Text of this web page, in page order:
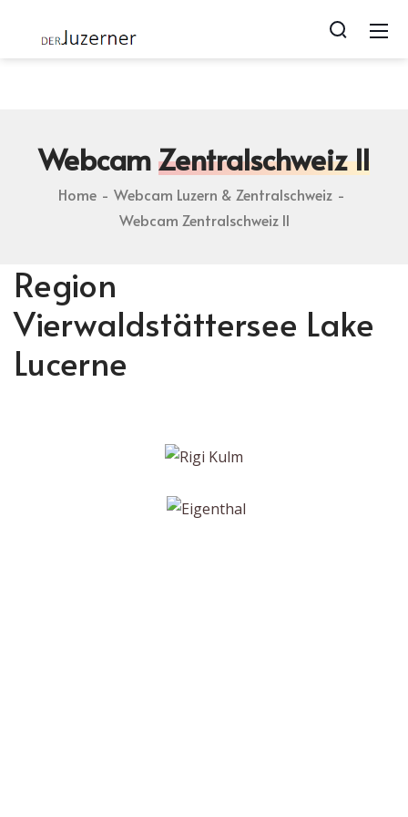
Luzern | webcam from luzern
WebcamZentralschweiz II
Home
Webcam Luzern & Zentralschweiz
Webcam Zentralschweiz II
Region
Vierwaldstättersee Lake
Lucerne